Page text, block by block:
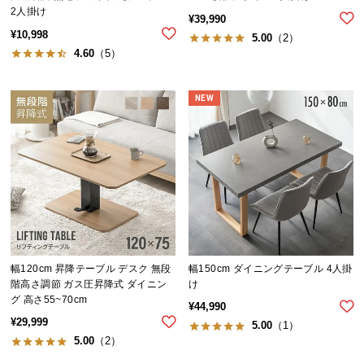
送
に
つ
て
大
商
品
の
配
送
に
つ
い
て
2人掛け
¥10,998
4.60 （5）
¥39,990
5.00 （2）
幅120cm 昇降テーブル デスク 無段
階高さ調節 ガス圧昇降式 ダイニン
グ 高さ55~70cm
¥29,999
5.00 （2）
幅150cm ダイニングテーブル 4人掛
け
¥44,990
5.00 （1）
NEW